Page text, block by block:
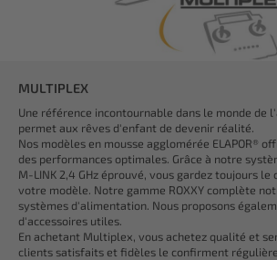
MULTIPLEX
Une référence incontournable dans le monde de
permet aux rêves d'enfant de devenir réalité.
Nos modèles en mousse agglomérée ELAPOR®
des performances optimales. Grâce à notre
M-LINK 2,4 GHz éprouvé, vous gardez toujours
votre modèle. Notre gamme ROXXY complète
systèmes d'alimentation. Nous proposons
d'accessoires utiles.
En achetant Multiplex, vous achetez qualité et
clients satisfaits et fidèles le confirment